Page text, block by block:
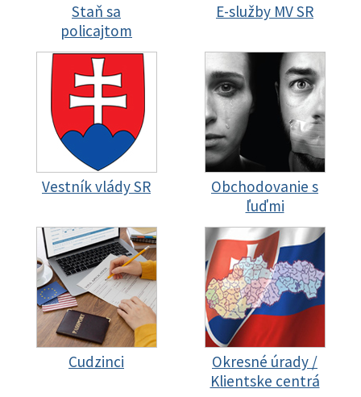
Staň sa
policajtom
E-služby MV SR
Vestník vlády SR
Obchodovanie s
ľuďmi
Cudzinci
Okresné úrady /
Klientske centrá